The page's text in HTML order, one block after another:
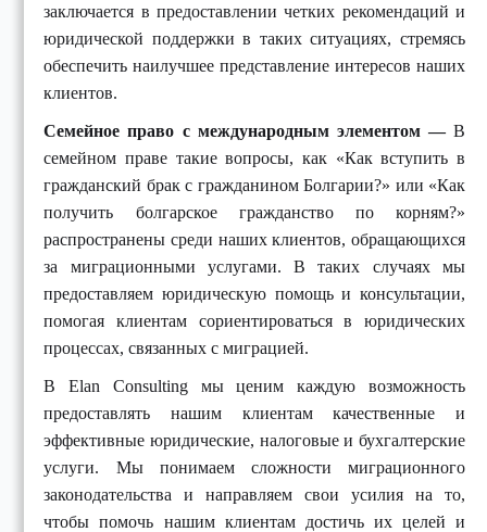
заключается в предоставлении четких рекомендаций и
юридической поддержки в таких ситуациях, стремясь
обеспечить наилучшее представление интересов наших
клиентов.
Семейное право с международным элементом — В
семейном праве такие вопросы, как «Как вступить в
гражданский брак с гражданином Болгарии?» или «Как
получить болгарское гражданство по корням?»
распространены среди наших клиентов, обращающихся
за миграционными услугами. В таких случаях мы
предоставляем юридическую помощь и консультации,
помогая клиентам сориентироваться в юридических
процессах, связанных с миграцией.
В Elan Consulting мы ценим каждую возможность
предоставлять нашим клиентам качественные и
эффективные юридические, налоговые и бухгалтерские
услуги. Мы понимаем сложности миграционного
законодательства и направляем свои усилия на то,
чтобы помочь нашим клиентам достичь их целей и